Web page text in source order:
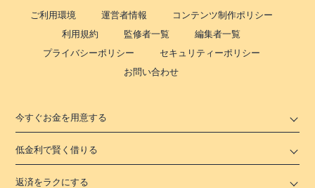
ご利用環境 運営者情報
コンテンツ制作ポリシー
利用規約
監修者一覧
編集者一覧
プライバシーポリシー
セキュリティーポリシー
お問い合わせ
今すぐお金を用意する
低金利で賢く借りる
返済をラクにする